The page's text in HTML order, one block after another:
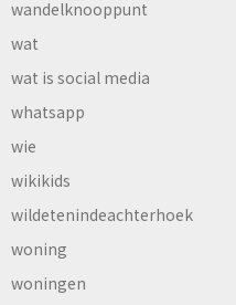
wandelknooppunt
wat
wat is social media
whatsapp
wie
wikikids
wildetenindeachterhoek
woning
woningen